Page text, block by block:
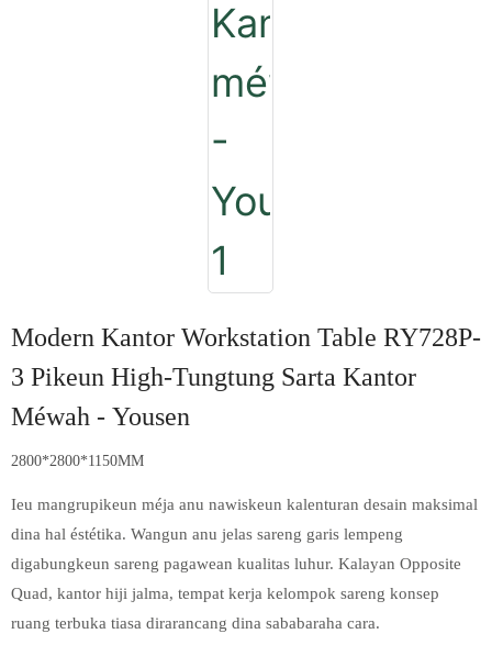
Modern Kantor Workstation Table RY728P-
3 Pikeun High-Tungtung Sarta Kantor
Méwah - Yousen
2800*2800*1150MM
Ieu mangrupikeun méja anu nawiskeun kalenturan desain maksimal
dina hal éstétika. Wangun anu jelas sareng garis lempeng
digabungkeun sareng pagawean kualitas luhur. Kalayan Opposite
Quad, kantor hiji jalma, tempat kerja kelompok sareng konsep
ruang terbuka tiasa dirarancang dina sababaraha cara.